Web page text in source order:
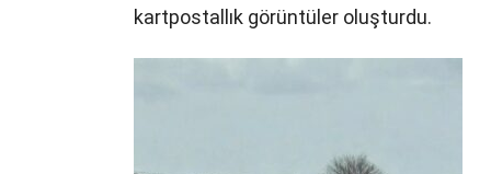
kartpostallık görüntüler oluşturdu.